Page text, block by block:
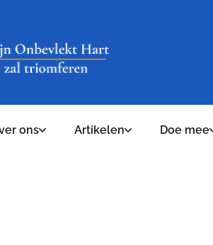
ons Artikelen Doe mee